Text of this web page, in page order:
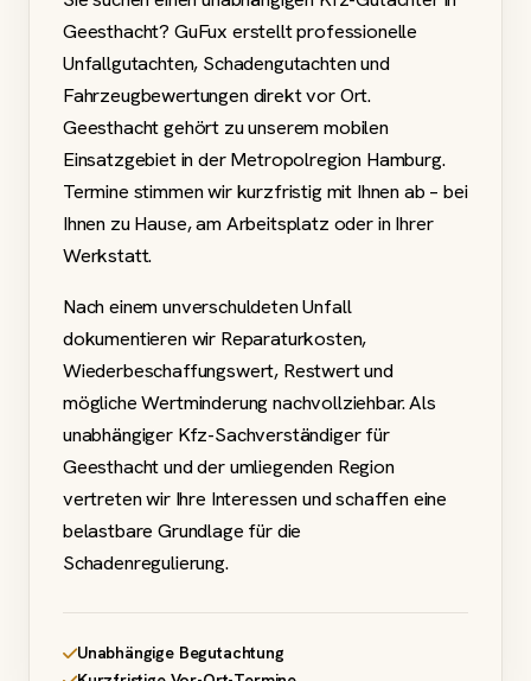
Geesthacht? GuFux erstellt professionelle
Unfallgutachten, Schadengutachten und
Fahrzeugbewertungen direkt vor Ort.
Geesthacht gehört zu unserem mobilen
Einsatzgebiet in der Metropolregion Hamburg.
Termine stimmen wir kurzfristig mit Ihnen ab – bei
Ihnen zu Hause, am Arbeitsplatz oder in Ihrer
Werkstatt.
Nach einem unverschuldeten Unfall
dokumentieren wir Reparaturkosten,
Wiederbeschaffungswert, Restwert und
mögliche Wertminderung nachvollziehbar. Als
unabhängiger Kfz-Sachverständiger für
Geesthacht und der umliegenden Region
vertreten wir Ihre Interessen und schaffen eine
belastbare Grundlage für die
Schadenregulierung.
Unabhängige Begutachtung